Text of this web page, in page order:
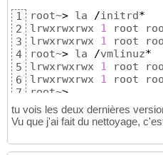
16
17
18
19
~>
~> uname
-a
Linux Debian
~>
1
2
3
4
5
6
7
root~> la /initrd*
lrwxrwxrwx 1 root
lrwxrwxrwx 1 root
root~> la /vmlinuz*
lrwxrwxrwx 1 root
lrwxrwxrwx 1 root
root~>
tu vois les deux dernières
Vu que j'ai fait du nettoyage,